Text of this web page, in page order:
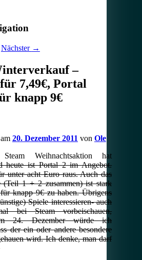
Nächster →
–
7,49€, Portal
knapp 9€
20. Dezember 2011 von Ole
Weihnachtsaktion hat
heute ist Portal 2 im Angebot.
unter acht Euro raus. Auch das
(Teil 1 + 2 zusammen) ist stark
knapp 9€ zu haben. Übrigens
Spiele interessieren- auch
bei Steam vorbeischauen,
24. Dezember würde ich
der ein oder andere besondere
wird. Ich denke, man darf